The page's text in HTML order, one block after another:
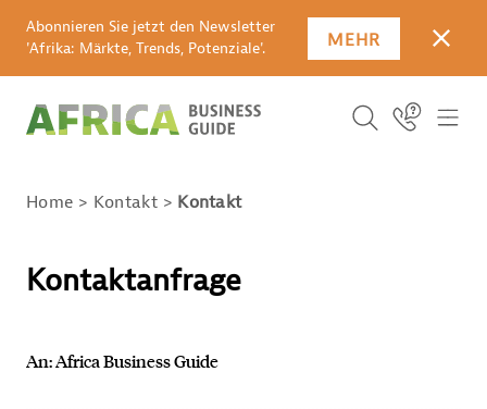
Abonnieren Sie jetzt den Newsletter
'Afrika: Märkte, Trends, Potenziale'.
MEHR
ICON
Suchbegriff
SUCHEN
Icon Link
Home Kontakt Kontakt
Kontaktanfrage
An: Africa Business Guide